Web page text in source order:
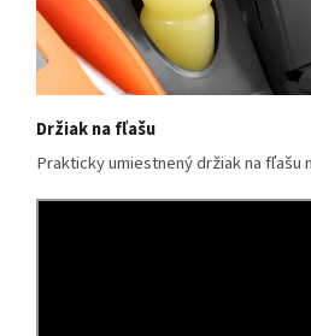
Držiak na fľašu
Prakticky umiestnený držiak na fľašu